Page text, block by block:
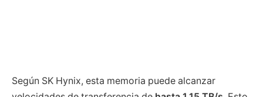
Según SK Hynix, esta memoria puede alcanzar